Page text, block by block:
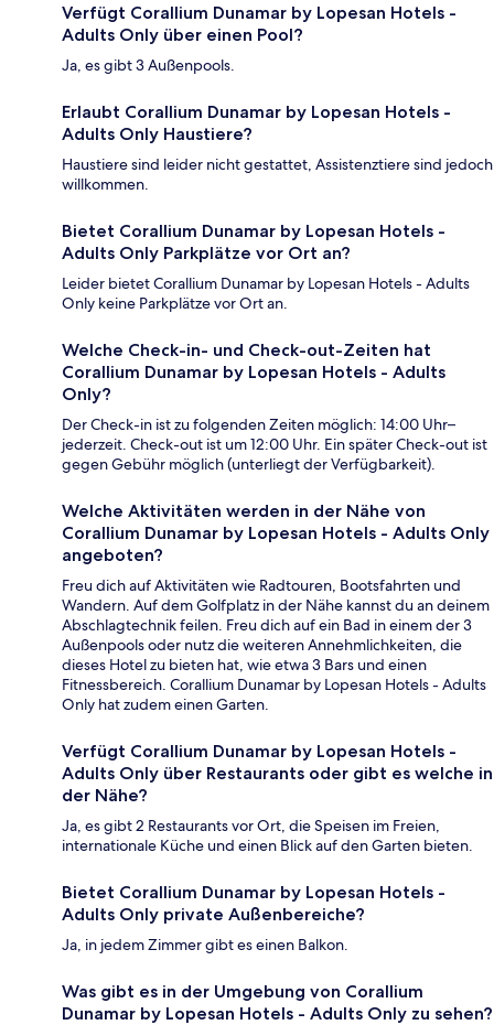
Verfügt Corallium Dunamar by Lopesan Hotels -
Adults Only über einen Pool?
Ja, es gibt 3 Außenpools.
Erlaubt Corallium Dunamar by Lopesan Hotels -
Adults Only Haustiere?
Haustiere sind leider nicht gestattet, Assistenztiere sind jedoch
willkommen.
Bietet Corallium Dunamar by Lopesan Hotels -
Adults Only Parkplätze vor Ort an?
Leider bietet Corallium Dunamar by Lopesan Hotels - Adults
Only keine Parkplätze vor Ort an.
Welche Check-in- und Check-out-Zeiten hat
Corallium Dunamar by Lopesan Hotels - Adults
Only?
Der Check-in ist zu folgenden Zeiten möglich: 14:00 Uhr–
jederzeit. Check-out ist um 12:00 Uhr. Ein später Check-out ist
gegen Gebühr möglich (unterliegt der Verfügbarkeit).
Welche Aktivitäten werden in der Nähe von
Corallium Dunamar by Lopesan Hotels - Adults Only
angeboten?
Freu dich auf Aktivitäten wie Radtouren, Bootsfahrten und
Wandern. Auf dem Golfplatz in der Nähe kannst du an deinem
Abschlagtechnik feilen. Freu dich auf ein Bad in einem der 3
Außenpools oder nutz die weiteren Annehmlichkeiten, die
dieses Hotel zu bieten hat, wie etwa 3 Bars und einen
Fitnessbereich. Corallium Dunamar by Lopesan Hotels - Adults
Only hat zudem einen Garten.
Verfügt Corallium Dunamar by Lopesan Hotels -
Adults Only über Restaurants oder gibt es welche in
der Nähe?
Ja, es gibt 2 Restaurants vor Ort, die Speisen im Freien,
internationale Küche und einen Blick auf den Garten bieten.
Bietet Corallium Dunamar by Lopesan Hotels -
Adults Only private Außenbereiche?
Ja, in jedem Zimmer gibt es einen Balkon.
Was gibt es in der Umgebung von Corallium
Dunamar by Lopesan Hotels - Adults Only zu sehen?